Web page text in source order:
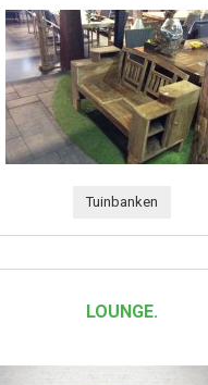
Tuinbanken
LOUNGE.